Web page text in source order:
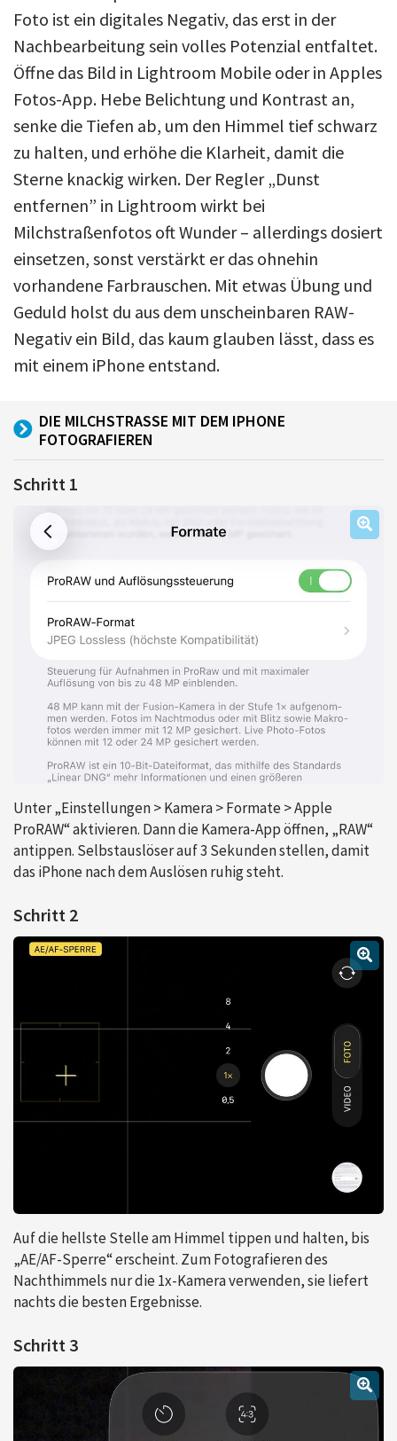
Foto ist ein digitales Negativ, das erst in der
Nachbearbeitung sein volles Potenzial entfaltet.
Öffne das Bild in Lightroom Mobile oder in Apples
Fotos-App. Hebe Belichtung und Kontrast an,
senke die Tiefen ab, um den Himmel tief schwarz
zu halten, und erhöhe die Klarheit, damit die
Sterne knackig wirken. Der Regler „Dunst
entfernen” in Lightroom wirkt bei
Milchstraßenfotos oft Wunder – allerdings dosiert
einsetzen, sonst verstärkt er das ohnehin
vorhandene Farbrauschen. Mit etwas Übung und
Geduld holst du aus dem unscheinbaren RAW-
Negativ ein Bild, das kaum glauben lässt, dass es
mit einem iPhone entstand.
DIE MILCHSTRASSE MIT DEM IPHONE F
OTOGRAFIEREN
Schritt 1
Unter „Einstellungen > Kamera > Formate > Apple
ProRAW“ aktivieren. Dann die Kamera-App öffnen, „RAW“
antippen. Selbstauslöser auf 3 Sekunden stellen, damit
das iPhone nach dem Auslösen ruhig steht.
Schritt 2
Auf die hellste Stelle am Himmel tippen und halten, bis
„AE/AF-Sperre“ erscheint. Zum Fotografieren des
Nachthimmels nur die 1x-Kamera verwenden, sie liefert
nachts die besten Ergebnisse.
Schritt 3